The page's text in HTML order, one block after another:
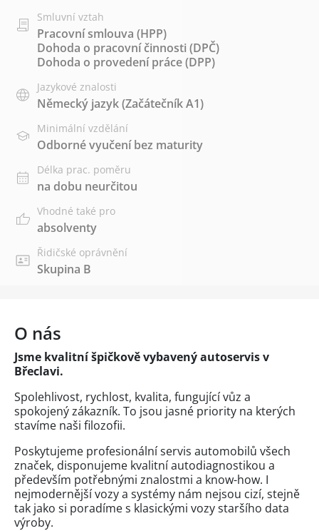
Smluvní vztah
Pracovní smlouva (HPP)
Dohoda o pracovní činnosti (DPČ)
Dohoda o provedení práce (DPP)
Jazykové znalosti
Německý jazyk(Začátečník A1)
Minimální vzdělání
Odborné vyučení bez maturity
Délka prac. poměru
na dobu neurčitou
Vhodné také pro
absolventy
Řidičské oprávnění
Skupina B
O nás
Jsme kvalitní špičkově vybavený autoservis v
Břeclavi.
Spolehlivost, rychlost, kvalita, fungující vůz a
spokojený zákazník. To jsou jasné priority na kterých
stavíme naši filozofii.
Poskytujeme profesionální servis automobilů všech
značek, disponujeme kvalitní autodiagnostikou a
především potřebnými znalostmi a know-how. I
nejmodernější vozy a systémy nám nejsou cizí, stejně
tak jako si poradíme s klasickými vozy staršího data
výroby.